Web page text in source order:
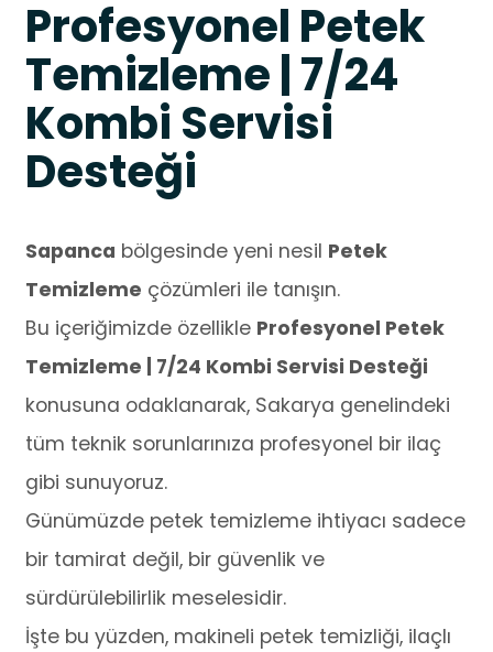
Profesyonel Petek
Temizleme | 7/24
Kombi Servisi
Desteği
Sapanca bölgesinde yeni nesil Petek
Temizleme çözümleri ile tanışın.
Bu içeriğimizde özellikle Profesyonel Petek
Temizleme | 7/24 Kombi Servisi Desteği
konusuna odaklanarak, Sakarya genelindeki
tüm teknik sorunlarınıza profesyonel bir ilaç
gibi sunuyoruz.
Günümüzde petek temizleme ihtiyacı sadece
bir tamirat değil, bir güvenlik ve
sürdürülebilirlik meselesidir.
İşte bu yüzden, makineli petek temizliği, ilaçlı